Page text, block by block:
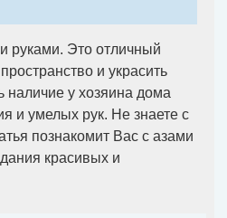
руками. Это отличный
и украсить
у хозяина дома
и умелых рук. Не знаете с
познакомит Вас с азами
красивых и